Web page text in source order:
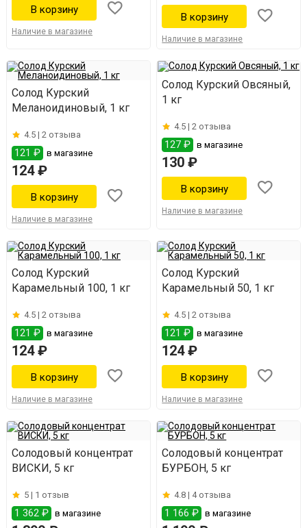
Наличие в магазине
Наличие в магазине
Солод Курский
Меланоидиновый, 1 кг
4.5 | 2 отзыва
121 ₽ в магазине
124 ₽
Наличие в магазине
Солод Курский Овсяный,
1 кг
4.5 |2 отзыва
127 ₽ в магазине
130 ₽
Наличие в магазине
Солод Курский
Карамельный 100, 1 кг
4.5 | 2 отзыва
121 ₽ в магазине
124 ₽
Наличие в магазине
Солод Курский
Карамельный 50, 1 кг
4.5 |2 отзыва
121 ₽ в магазине
124 ₽
Наличие в магазине
Солодовый концентрат
ВИСКИ, 5 кг
5 | 1 отзыв
1 362 ₽ в магазине
Солодовый концентрат
БУРБОН, 5 кг
4.8 | 4 отзыва
1 166 ₽ в магазине